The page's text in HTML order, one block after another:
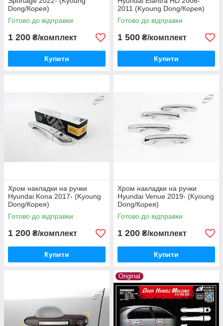
Dong/Корея)
Готово до відправки
1 200 ₴/комплект
Купити
2011 (Kyoung Dong/Корея)
Готово до відправки
1 500 ₴/комплект
Купити
Хром накладки на ручки
Hyundai Kona 2017- (Kyoung
Dong/Корея)
Готово до відправки
1 200 ₴/комплект
Купити
Хром накладки на ручки
Hyundai Venue 2019- (Kyoung
Dong/Корея)
Готово до відправки
1 200 ₴/комплект
Купити
Original